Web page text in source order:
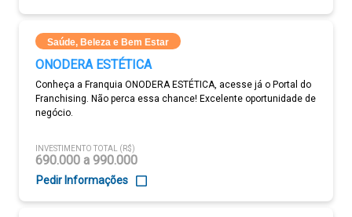
Saúde, Beleza e Bem Estar
ONODERA ESTÉTICA
Conheça a Franquia ONODERA ESTÉTICA, acesse já o Portal do
Franchising. Não perca essa chance! Excelente oportunidade de
negócio.
INVESTIMENTO TOTAL (R$)
690.000 a 990.000
Pedir Informações